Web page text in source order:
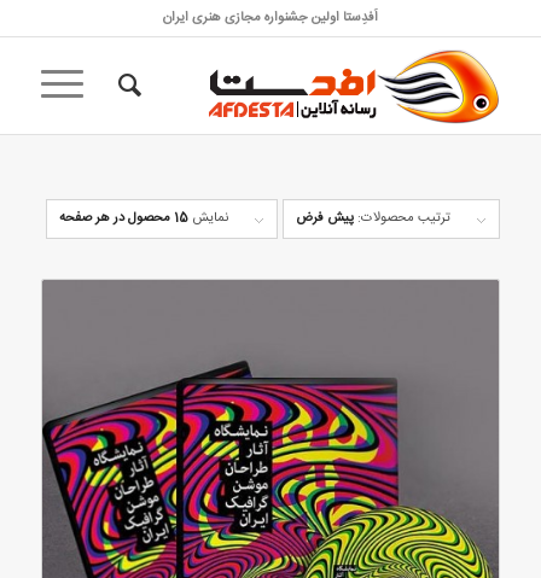
اَفدِستا اولین جشنواره مجازی هنری ایران
ترتیب محصولات: پیش فرض نمایش 15 محصول در هر صفحه